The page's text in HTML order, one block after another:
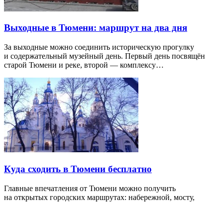
Выходные в Тюмени: маршрут на два дня
За выходные можно соединить историческую прогулку
и содержательный музейный день. Первый день посвящён
старой Тюмени и реке, второй — комплексу…
Куда сходить в Тюмени бесплатно
Главные впечатления от Тюмени можно получить
на открытых городских маршрутах: набережной, мосту,